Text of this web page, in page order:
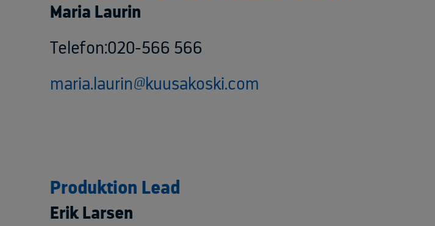
Maria Laurin
Telefon:020-566 566
maria.laurin@kuusakoski.com
Produktion Lead
Erik Larsen